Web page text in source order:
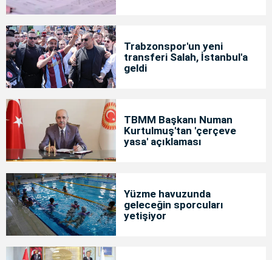
Trabzonspor'un yeni
transferi Salah, İstanbul'a
geldi
TBMM Başkanı Numan
Kurtulmuş'tan 'çerçeve
yasa' açıklaması
Yüzme havuzunda
geleceğin sporcuları
yetişiyor